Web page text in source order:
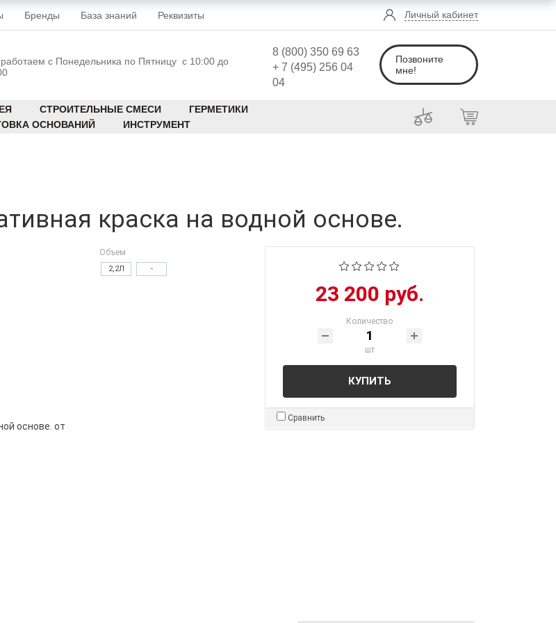
Бренды База знаний Реквизиты Личный кабинет
с Понедельника по Пятницу с 10:00 до
8 (800) 350 69 63
+ 7 (495) 256 04
04
Позвоните
мне!
СТРОИТЕЛЬНЫЕ СМЕСИ
ГЕРМЕТИКИ
ОСНОВАНИЙ ИНСТРУМЕНТ
краска на водной основе.
Объем
2,2Л -
23 200 руб.
Количество
шт
КУПИТЬ
Сравнить